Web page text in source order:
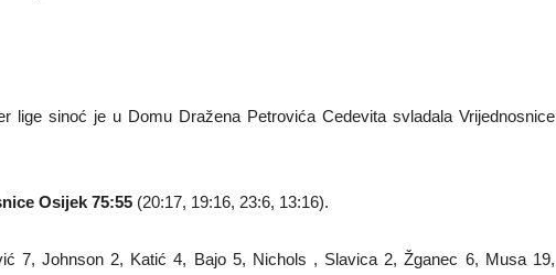
lige sinoć je u Domu Dražena Petrovića Cedevita svladala Vrijednosnice
Osijek 75:55 (20:17, 19:16, 23:6, 13:16).
7, Johnson 2, Katić 4, Bajo 5, Nichols , Slavica 2, Žganec 6, Musa 19,